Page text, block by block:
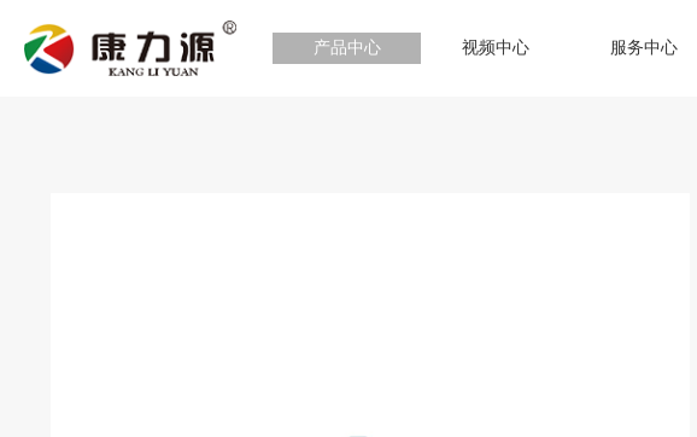
产品中心 视频中心 服务中心